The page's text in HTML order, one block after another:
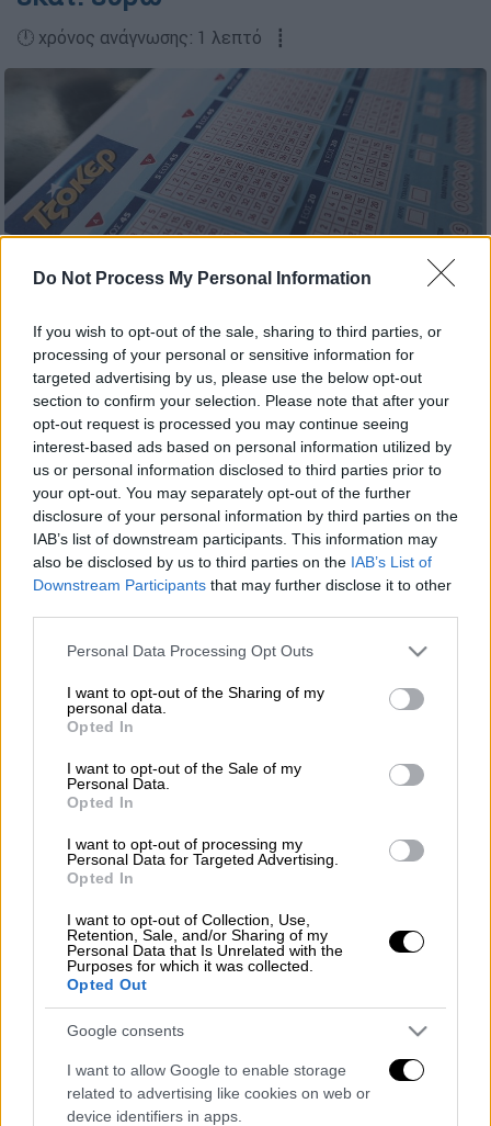
Do Not Process My Personal Information
If you wish to opt-out of the sale, sharing to third parties, or
processing of your personal or sensitive information for
targeted advertising by us, please use the below opt-out
section to confirm your selection. Please note that after your
opt-out request is processed you may continue seeing
interest-based ads based on personal information utilized by
us or personal information disclosed to third parties prior to
your opt-out. You may separately opt-out of the further
disclosure of your personal information by third parties on the
IAB’s list of downstream participants. This information may
also be disclosed by us to third parties on the IAB’s List of
Downstream Participants that may further disclose it to other
Please note that this website/app uses one or more Google
not limited to your visit or usage behaviour. You may click to
grant or deny consent to Google and its third-party tags to
use your data for below specified purposes in below Google
consent section.
Personal Data Processing Opt Outs
I want to opt-out of the Sharing of my
personal data.
Opted In
I want to opt-out of the Sale of my
Personal Data.
Opted In
I want to opt-out of processing my
Personal Data for Targeted Advertising.
Opted In
I want to opt-out of Collection, Use,
Retention, Sale, and/or Sharing of my
Personal Data that Is Unrelated with the
Purposes for which it was collected.
Opted Out
Google consents
I want to allow Google to enable storage
related to advertising like cookies on web or
device identifiers in apps.
🕛 χρόνος ανάγνωσης: 1 λεπτό ┋
Δελτίο Τζόκερ (ΚΩΣΤΑΣ ΤΖΟΥΜΑΣ/EUROKINISSI)
Προσθέστε το ΕΘΝΟΣ στη Google
Ούτε η…Τρίτη και 13δεν κατάφερε να
σταματήσει ένανυπερτυχερόο οποίος
κέρδισε4,2 εκατ. ευρώαφού κατάφερε να
βρει τους 5+1 αριθμούς που κλήρωσε το
Τζόκερστην Κλήρωση 2609.
Ειδικότερα ένα άτομο έγινε πλουσιότερο
κατά 4.254.787 ευρώ , ενώ ακόμα
7 τυχεροί
μοιράστηκαν73.671 ευρώ
τυχεροί αριθμοίείναι: 7, 21, 26, 28, 40
Τζόκερ το 11
ΟΛΕΣ ΟΙ ΕΙΔΗΣΕΙΣ
Τι ακριβώς είναι το σύνδρομο
«Ραπουνζέλ» και πώς μπορούν να το
αντιληφθούν οι γονείς: Ειδικός εξηγεί
στο ethnos.gr
Στρεπτόκοκκος: Θετικά κρούσματα από
το περιβάλλον του 7χρονου δείχνουν τα
τεστ - «Είμαστε συγκλονισμένοι», λέει
στο ethnos.gr ο πρόεδρος Στενημάχου
Λούνα παρκ λειτουργούσε χωρίς άδεια